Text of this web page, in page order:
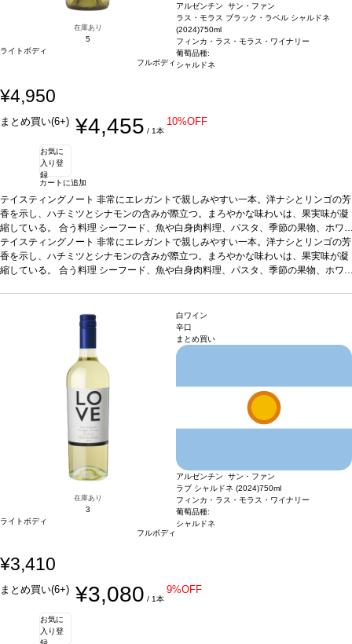
在庫あり
5
ライトボディ
フルボディ
アルゼンチン サン・ファン
ラス・モラス ブラック・ラベル シャルドネ
(2024)750ml
フィンカ・ラス・モラス・ワイナリー
葡萄品種:
シャルドネ
¥4,950
まとめ買い(6+) ¥4,455 / 1本
10%OFF
お気に
入り登
録
カートに追加
テイスティングノート 非常にエレガントで親しみやすい一本。洋ナシとリンゴの芳
香を示し、ハチミツとシナモンの含みが際立つ。まろやかな味わいは、果実味が凝
縮している。 合う料理 シーフード、魚や白身肉料理、パスタ、季節の果物、ホワ
イトチーズなどと好相性葡萄品種シャルドネ *本ヴィンテージが在庫切れの場合、
在庫があり価格が同様の場合は自動的に次のヴィンテージに変更されます、ご了承
ください。
テイスティングノート 非常にエレガントで親しみやすい一本。洋ナシとリンゴの芳
香を示し、ハチミツとシナモンの含みが際立つ。まろやかな味わいは、果実味が凝
縮している。 合う料理 シーフード、魚や白身肉料理、パスタ、季節の果物、ホワ
在庫あり
3
ライトボディ
フルボディ
白ワイン
辛口
まとめ買い
アルゼンチン サン・ファン
ラブ シャルドネ (2024)750ml
フィンカ・ラス・モラス・ワイナリー
葡萄品種:
シャルドネ
¥3,410
まとめ買い(6+) ¥3,080 / 1本
9%OFF
お気に
入り登